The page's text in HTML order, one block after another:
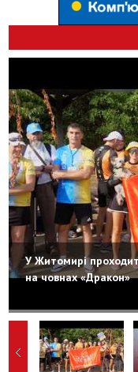
У Житомирі
на човнах «Дракон»